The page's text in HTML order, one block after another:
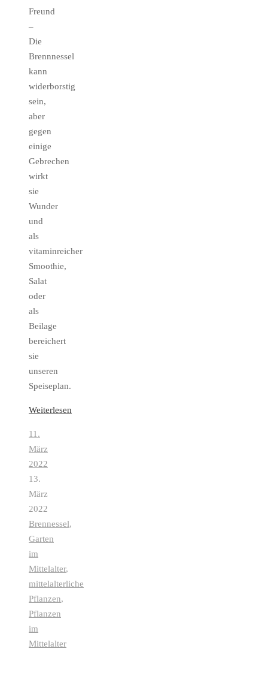
Freund
–
Die
Brennnessel
kann
widerborstig
sein,
aber
gegen
einige
Gebrechen
wirkt
sie
Wunder
und
als
vitaminreicher
Smoothie,
Salat
oder
als
Beilage
bereichert
sie
unseren
Speiseplan.
Weiterlesen
11.
März
2022
13.
März
2022
Brennessel,
Garten
im
Mittelalter,
mittelalterliche
Pflanzen,
Pflanzen
im
Mittelalter